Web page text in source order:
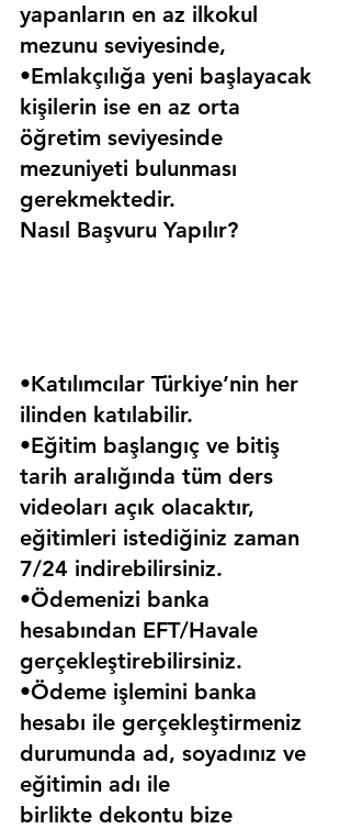
yapanların en az ilkokul
mezunu seviyesinde,
•Emlakçılığa yeni başlayacak
kişilerin ise en az orta
öğretim seviyesinde
mezuniyeti bulunması
gerekmektedir.
Nasıl Başvuru Yapılır?
•Katılımcılar Türkiye’nin her
ilinden katılabilir.
•Eğitim başlangıç ve bitiş
tarih aralığında tüm ders
videoları açık olacaktır,
eğitimleri istediğiniz zaman
7/24 indirebilirsiniz.
•Ödemenizi banka
hesabından EFT/Havale
gerçekleştirebilirsiniz.
•Ödeme işlemini banka
hesabı ile gerçekleştirmeniz
durumunda ad, soyadınız ve
eğitimin adı ile
birlikte dekontu bize